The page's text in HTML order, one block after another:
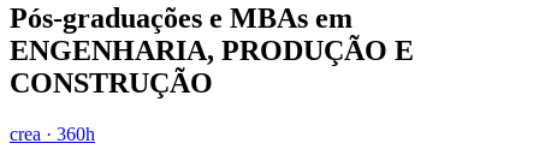
Pós-graduações e MBAs em
ENGENHARIA, PRODUÇÃO E
CONSTRUÇÃO
crea · 360h